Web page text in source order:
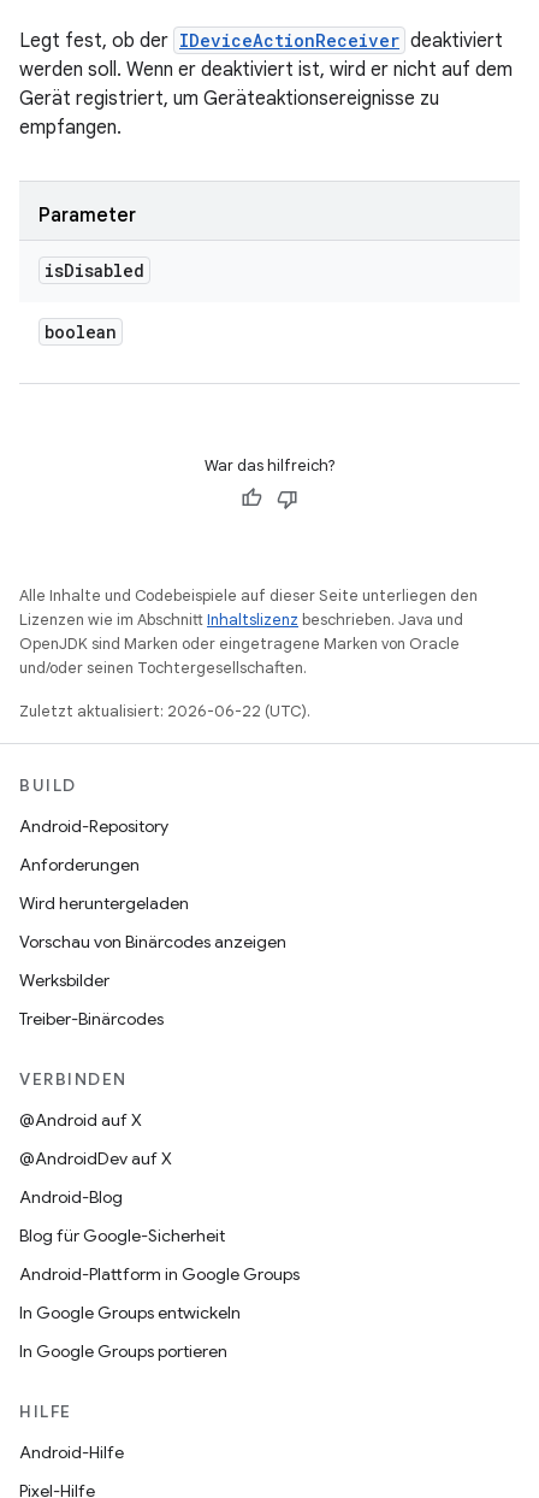
Legt fest, ob der IDeviceActionReceiver deaktiviert
werden soll. Wenn er deaktiviert ist, wird er nicht auf dem
Gerät registriert, um Geräteaktionsereignisse zu
empfangen.
Parameter
isDisabled
boolean
War das hilfreich?
Alle Inhalte und Codebeispiele auf dieser Seite unterliegen den
Lizenzen wie im AbschnittInhaltslizenz beschrieben. Java und
OpenJDK sind Marken oder eingetragene Marken von Oracle
und/oder seinen Tochtergesellschaften.
Zuletzt aktualisiert: 2026-06-22 (UTC).
BUILD
Android-Repository
Anforderungen
Wird heruntergeladen
Vorschau von Binärcodes anzeigen
Werksbilder
Treiber-Binärcodes
VERBINDEN
@Android auf X
@AndroidDev auf X
Android-Blog
Blog für Google-Sicherheit
Android-Plattform in Google Groups
In Google Groups entwickeln
In Google Groups portieren
HILFE
Android-Hilfe
Pixel-Hilfe